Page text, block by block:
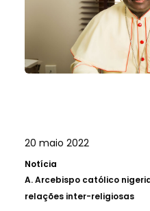
20 maio 2022
Notícia
A.Arcebispo católico
relações inter-religiosas